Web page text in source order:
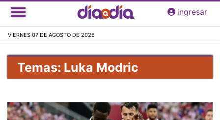
Pasar
al
principal
ingresar
VIERNES 07 DE AGOSTO DE 2026
Temas: Luka Modric